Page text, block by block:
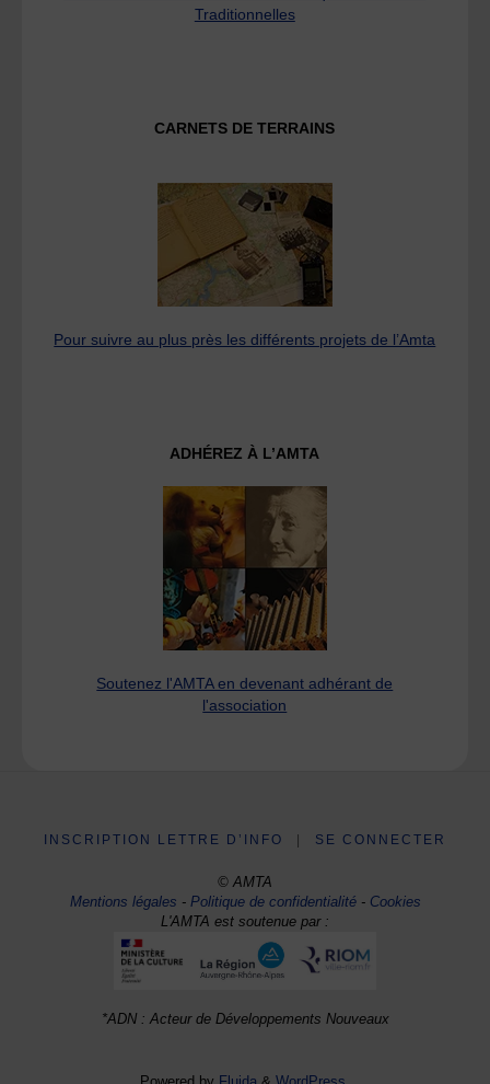
Traditionnelles
CARNETS DE TERRAINS
Pour suivre au plus près les différents projets de l’Amta
ADHÉREZ À L’AMTA
Soutenez l'AMTA en devenant adhérant de
l'association
INSCRIPTION LETTRE D’INFO SE CONNECTER
© AMTA
Mentions légales -Politique de confidentialité- Cookies
L'AMTA est soutenue par :
*ADN : Acteur de Développements Nouveaux